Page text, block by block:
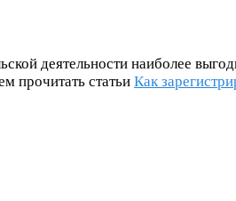
деятельности наиболее
прочитать статьи Как